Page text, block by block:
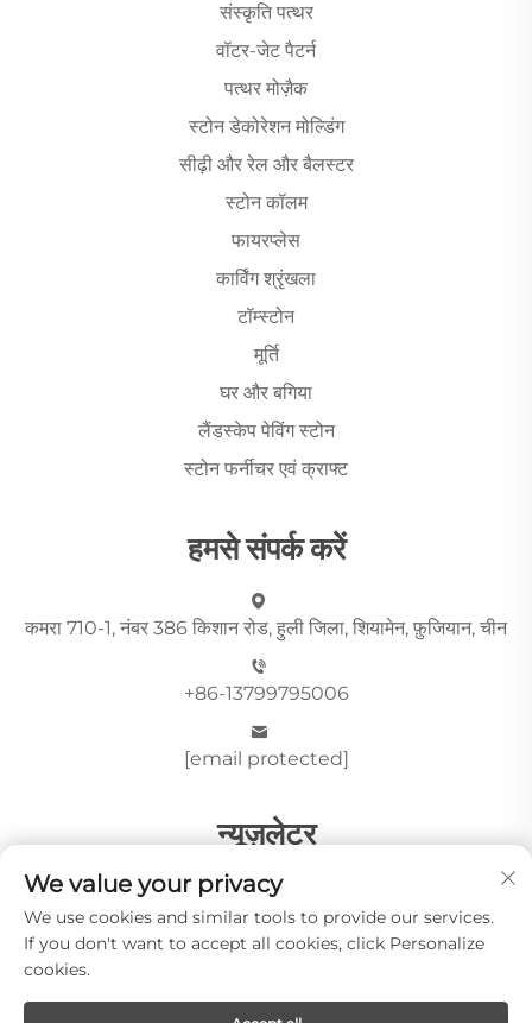
संस्कृति पत्थर
वॉटर-जेट पैटर्न
पत्थर मोज़ैक
स्टोन डेकोरेशन मोल्डिंग
सीढ़ी और रेल और बैलस्टर
स्टोन कॉलम
फायरप्लेस
कार्विंग श्रृंखला
टॉम्स्टोन
मूर्ति
घर और बगिया
लैंडस्केप पेविंग स्टोन
स्टोन फर्नीचर एवं क्राफ्ट
हमसे संपर्क करें
कमरा 710-1, नंबर 386 किशान रोड, हुली जिला, शियामेन, फ़ुजियान, चीन
+86-13799795006
[email protected]
न्यूज़लेटर
भेजें
We value your privacy
We use cookies and similar tools to provide our services.
If you don't want to accept all cookies, click Personalize
cookies.